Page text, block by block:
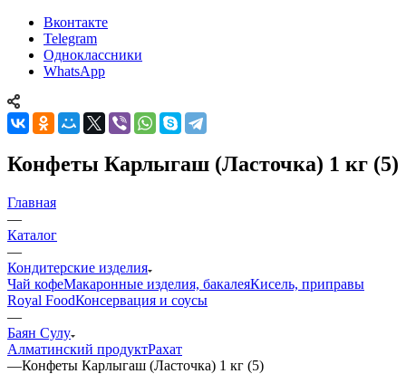
Вконтакте
Telegram
Одноклассники
WhatsApp
Конфеты Карлыгаш (Ласточка) 1 кг (5)
Главная
—
Каталог
—
Кондитерские изделия
Чай кофеМакаронные изделия, бакалеяКисель, приправы
Royal FoodКонсервация и соусы
—
Баян Сулу
Алматинский продуктРахат
—Конфеты Карлыгаш (Ласточка) 1 кг (5)